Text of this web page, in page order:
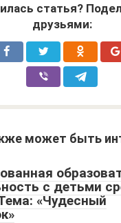
статья?
друзьями:
может быть
с детьми
«Чудесный